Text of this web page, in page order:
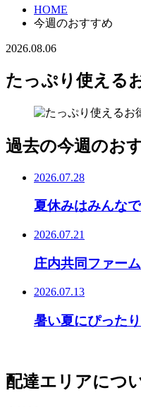
HOME
今週のおすすめ
2026.08.06
たっぷり使える
過去の今週のお
2026.07.28
夏休みはみんな
2026.07.21
庄内共同ファー
2026.07.13
暑い夏にぴった
配達エリアにつ